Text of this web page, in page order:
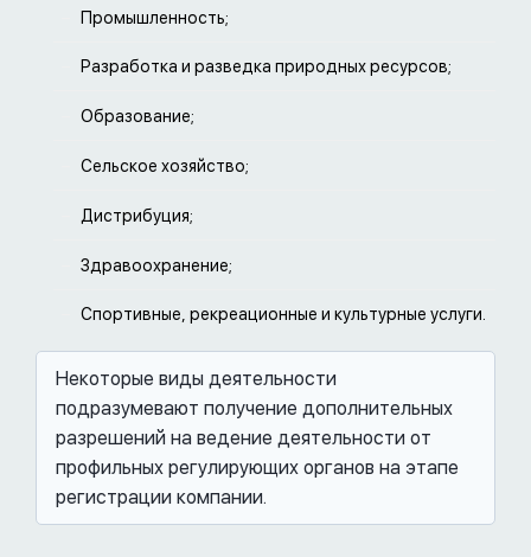
Промышленность;
Разработка и разведка природных ресурсов;
Образование;
Сельское хозяйство;
Дистрибуция;
Здравоохранение;
Спортивные, рекреационные и культурные услуги.
Некоторые виды деятельности
подразумевают получение дополнительных
разрешений на ведение деятельности от
профильных регулирующих органов на этапе
регистрации компании.